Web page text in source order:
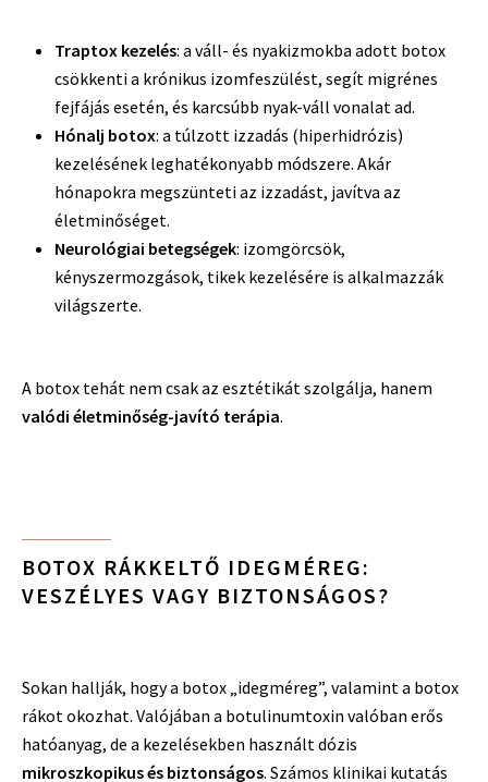
Traptox kezelés: a váll- és nyakizmokba adott botox
csökkenti a krónikus izomfeszülést, segít migrénes
fejfájás esetén, és karcsúbb nyak-váll vonalat ad.
Hónalj botox: a túlzott izzadás (hiperhidrózis)
kezelésének leghatékonyabb módszere. Akár
hónapokra megszünteti az izzadást, javítva az
életminőséget.
Neurológiai betegségek: izomgörcsök,
kényszermozgások, tikek kezelésére is alkalmazzák
világszerte.
A botox tehát nem csak az esztétikát szolgálja, hanem
valódi életminőség-javító terápia.
BOTOX RÁKKELTŐ IDEGMÉREG:
VESZÉLYES VAGY BIZTONSÁGOS?
Sokan hallják, hogy a botox „idegméreg”, valamint a botox
rákot okozhat. Valójában a botulinumtoxin valóban erős
hatóanyag, de a kezelésekben használt dózis
mikroszkopikus és biztonságos. Számos klinikai kutatás